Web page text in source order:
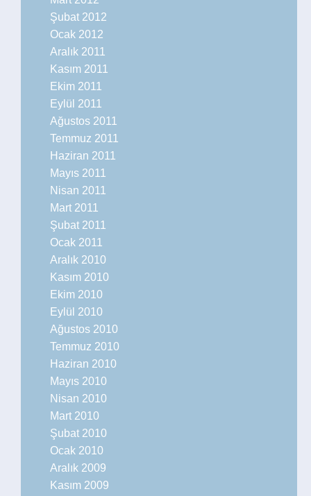
Şubat 2012
Ocak 2012
Aralık 2011
Kasım 2011
Ekim 2011
Eylül 2011
Ağustos 2011
Temmuz 2011
Haziran 2011
Mayıs 2011
Nisan 2011
Mart 2011
Şubat 2011
Ocak 2011
Aralık 2010
Kasım 2010
Ekim 2010
Eylül 2010
Ağustos 2010
Temmuz 2010
Haziran 2010
Mayıs 2010
Nisan 2010
Mart 2010
Şubat 2010
Ocak 2010
Aralık 2009
Kasım 2009